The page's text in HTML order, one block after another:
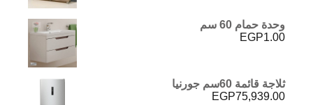
وحدة حمام 60 سم
EGP1.00
ثلاجة قائمة 60سم جورنيا
EGP75,939.00